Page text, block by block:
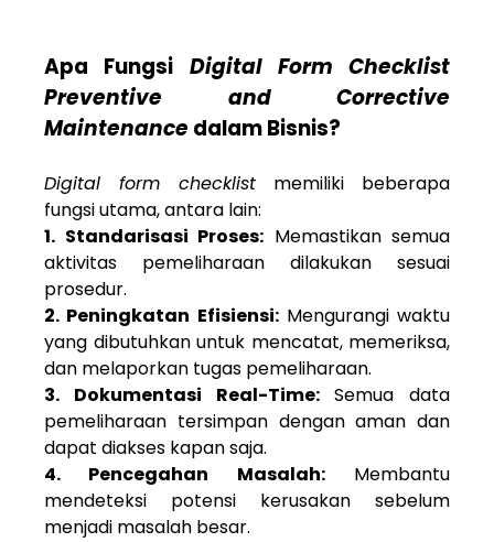
Apa Fungsi Digital Form Checklist
Preventive and Corrective
Maintenance dalam Bisnis?
Digital form checklist memiliki beberapa
fungsi utama, antara lain:
1. Standarisasi Proses: Memastikan semua
aktivitas pemeliharaan dilakukan sesuai
prosedur.
2. Peningkatan Efisiensi:Mengurangi waktu
yang dibutuhkan untuk mencatat, memeriksa,
dan melaporkan tugas pemeliharaan.
3. Dokumentasi Real-Time:Semua data
pemeliharaan tersimpan dengan aman dan
dapat diakses kapan saja.
4. Pencegahan Masalah:Membantu
mendeteksi potensi kerusakan sebelum
menjadi masalah besar.